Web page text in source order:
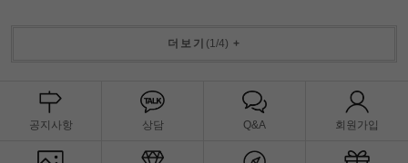
더보기 (1 /4) +
공지사항 상담 Q&A 회원가입